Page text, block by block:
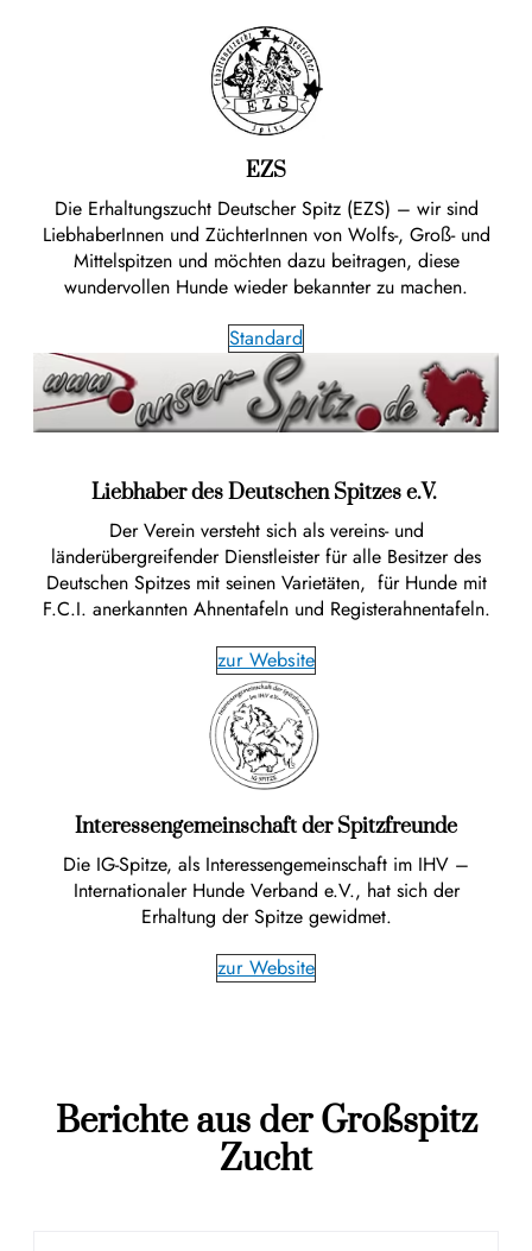
EZS
Die Erhaltungszucht Deutscher Spitz (EZS) – wir sind
LiebhaberInnen und ZüchterInnen von Wolfs-, Groß- und
Mittelspitzen und möchten dazu beitragen, diese
wundervollen Hunde wieder bekannter zu machen.
Standard
Liebhaber des Deutschen Spitzes e.V.
Der Verein versteht sich als vereins- und
länderübergreifender Dienstleister für alle Besitzer des
Deutschen Spitzes mit seinen Varietäten, für Hunde mit
F.C.I. anerkannten Ahnentafeln und Registerahnentafeln.
zur Website
Interessengemeinschaft der Spitzfreunde
Die IG-Spitze, als Interessengemeinschaft im IHV –
Internationaler Hunde Verband e.V., hat sich der
Erhaltung der Spitze gewidmet.
zur Website
Berichte aus der Großspitz
Zucht